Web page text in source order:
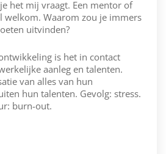
het mij vraagt. Een mentor of
welkom. Waarom zou je immers
uitvinden?
is het in contact
aanleg en talenten.
van alles van hun
hun talenten. Gevolg: stress.
burn-out.